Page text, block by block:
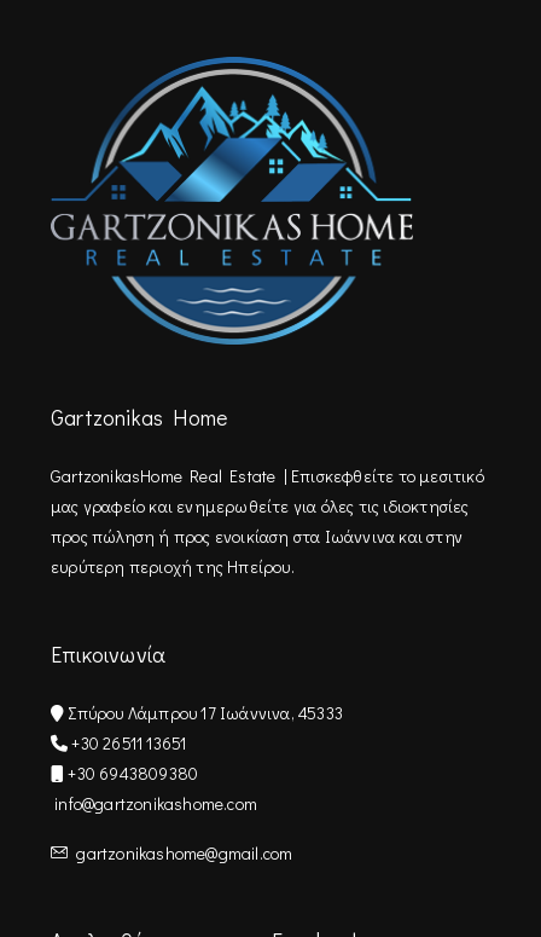
Gartzonikas Home
GartzonikasHome Real Estate | Επισκεφθείτε τo μεσιτικό
μας γραφείο και ενημερωθείτε για όλες τις ιδιοκτησίες
προς πώληση ή προς ενοικίαση στα Ιωάννινα και στην
ευρύτερη περιοχή της Ηπείρου.
Επικοινωνία
Σπύρου Λάμπρου 17 Ιωάννινα, 45333
+30 26511 13651
+30 6943809380
info@gartzonikashome.com
gartzonikashome@gmail.com